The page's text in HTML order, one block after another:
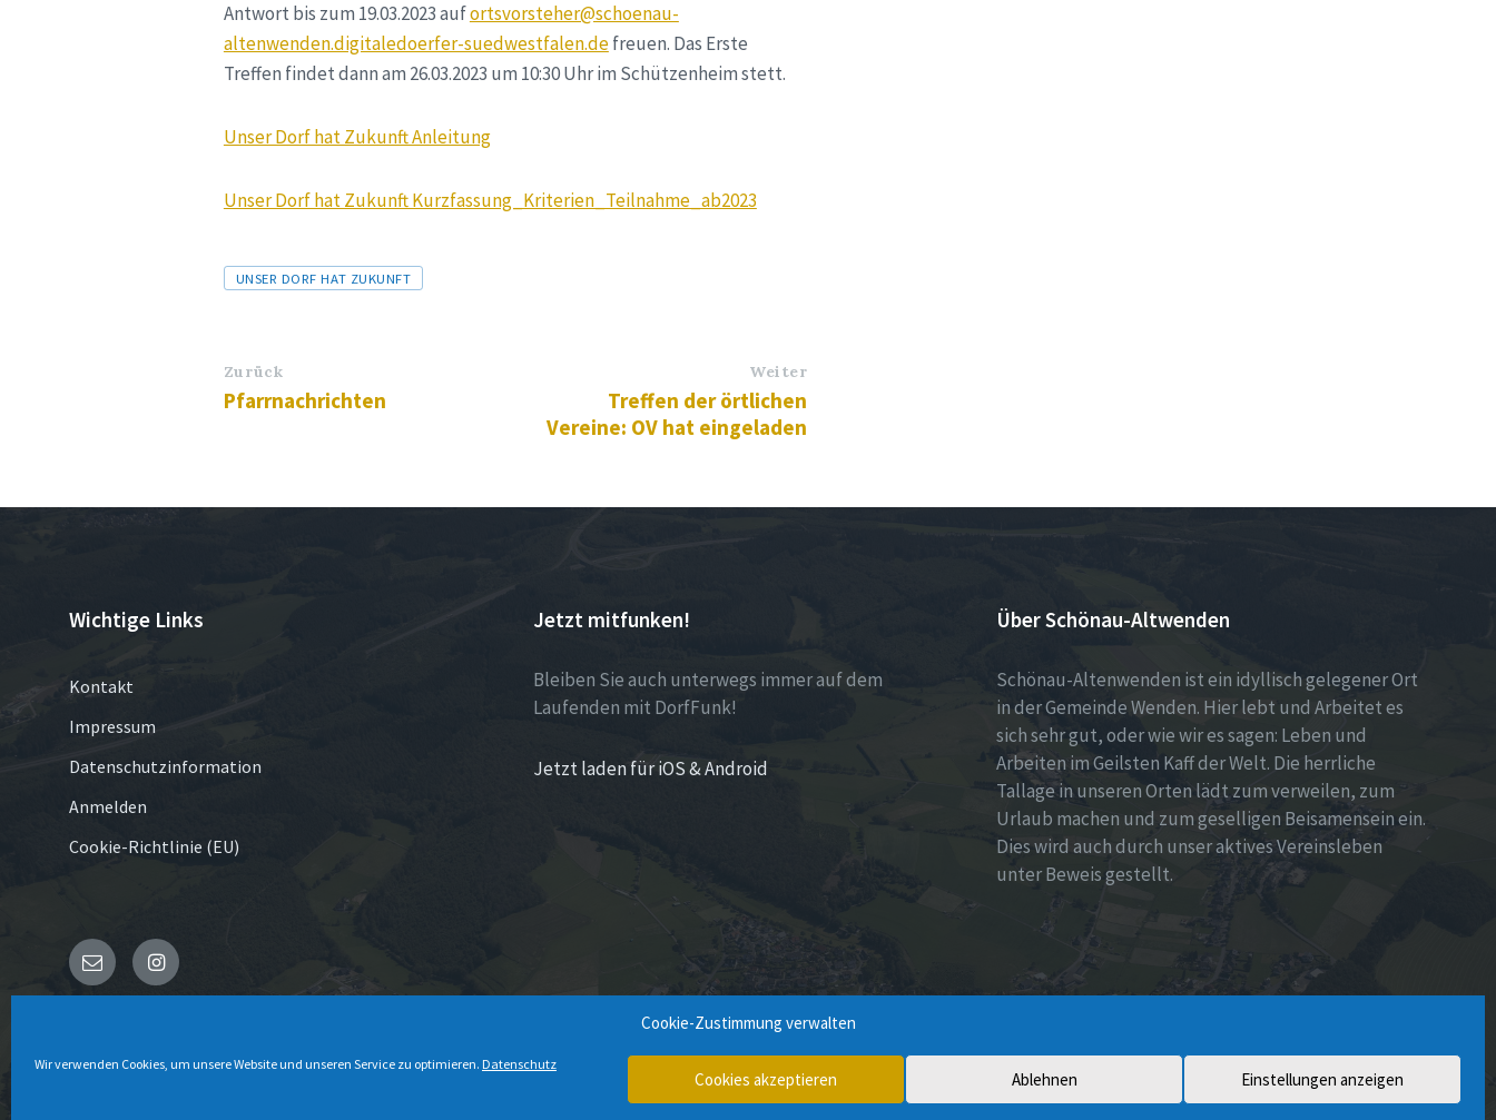
Cookie-Zustimmung verwalten
Wir verwenden Cookies, um unsere Website und unseren Service zu optimieren. Datenschutz
Cookies akzeptieren Ablehnen Einstellungen anzeigen
Antwort bis zum 19.03.2023 aufortsvorsteher@schoenau-
altenwenden.digitaledoerfer-suedwestfalen.defreuen. Das Erste
Treffen findet dann am 26.03.2023 um 10:30 Uhr im Schützenheim stett.
Unser Dorf hat Zukunft Anleitung
Unser Dorf hat Zukunft Kurzfassung_Kriterien_Teilnahme_ab2023
Tags
UNSER DORF HAT ZUKUNFT
Zurück
Pfarrnachrichten
Weiter
Treffen der örtlichen
Vereine: OV hat eingeladen
Wichtige Links
Kontakt
Impressum
Datenschutzinformation
Anmelden
Cookie-Richtlinie (EU)
Jetzt mitfunken!
Bleiben Sie auch unterwegs immer auf dem
Laufenden mit DorfFunk!
Jetzt laden für iOS & Android
Über Schönau-Altwenden
Schönau-Altenwenden ist ein idyllisch gelegener Ort
in der Gemeinde Wenden. Hier lebt und Arbeitet es
sich sehr gut, oder wie wir es sagen: Leben und
Arbeiten im Geilsten Kaff der Welt. Die herrliche
Tallage in unseren Orten lädt zum verweilen, zum
Urlaub machen und zum geselligen Beisamensein ein.
Dies wird auch durch unser aktives Vereinsleben
unter Beweis gestellt.
E- Instagram